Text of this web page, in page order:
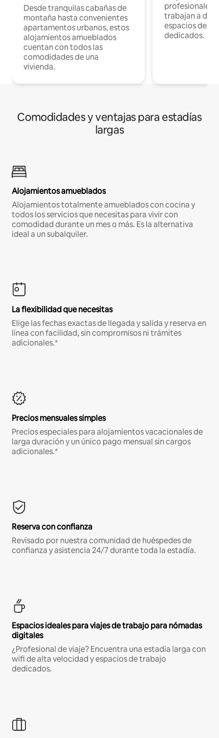
Desde tranquilas cabañas de
montaña hasta convenientes
apartamentos urbanos, estos
alojamientos amueblados
cuentan con todos las
comodidades de una
vivienda.
profesionales
trabajan a
espacios de
dedicados.
Comodidades y ventajas para estadías
largas
Alojamientos amueblados
Alojamientos totalmente amueblados con cocina y
todos los servicios que necesitas para vivir con
comodidad durante un mes o más. Es la alternativa
ideal a un subalquiler.
La flexibilidad que necesitas
Elige las fechas exactas de llegada y salida y reserva en
línea con facilidad, sin compromisos ni trámites
adicionales.*
Precios mensuales simples
Precios especiales para alojamientos vacacionales de
larga duración y un único pago mensual sin cargos
adicionales.*
Reserva con confianza
Revisado por nuestra comunidad de huéspedes de
confianza y asistencia 24/7 durante toda la estadía.
Espacios ideales para viajes de trabajo para nómadas
digitales
¿Profesional de viaje? Encuentra una estadía larga con
wifi de alta velocidad y espacios de trabajo
dedicados.